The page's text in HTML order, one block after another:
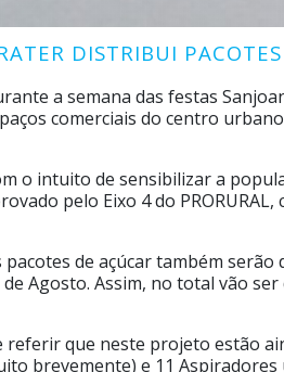
DISTRIBUI
a semana das festas
comerciais do centro
o intuito de sensibilizar a
pelo Eixo 4 do
pacotes de açúcar também serão
de Agosto. Assim, no total vão
referir que neste projeto estão
brevemente) e 11